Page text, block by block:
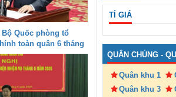
Quốc phòng tổ
toàn quân 6 tháng
TỈ GIÁ
QUÂN CHỦNG -
Quân khu 1
Quân khu 3